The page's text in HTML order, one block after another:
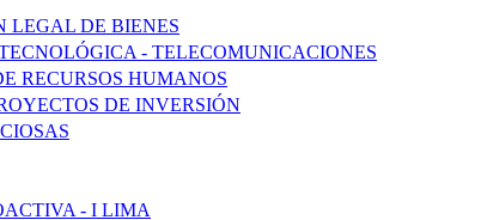
LEGAL DE BIENES
- TELECOMUNICACIONES
RECURSOS HUMANOS
DE INVERSIÓN
- I LIMA